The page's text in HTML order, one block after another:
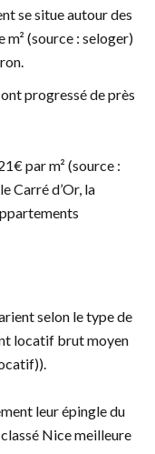
se situe autour des
(source : seloger)
progressé de près
par m² (source :
Carré d’Or, la
selon le type de
locatif brut moyen
leur épingle du
Nice meilleure